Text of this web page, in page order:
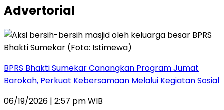
Advertorial
BPRS Bhakti Sumekar Canangkan Program Jumat
Barokah, Perkuat Kebersamaan Melalui Kegiatan Sosial
06/19/2026 | 2:57 pm WIB